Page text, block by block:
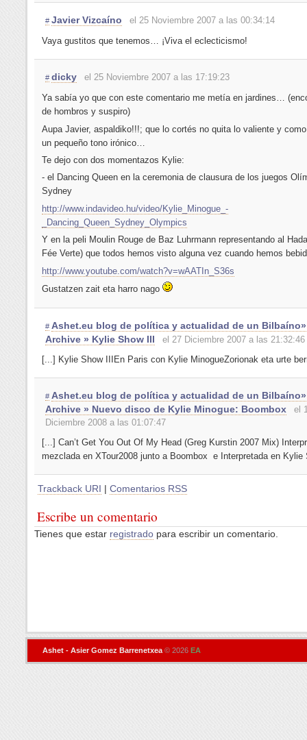
# Javier Vizcaíno
el 25 Noviembre 2007 a las 00:34:14
Vaya gustitos que tenemos… ¡Viva el eclecticismo!
# dicky
el 25 Noviembre 2007 a las 17:19:23
Ya sabía yo que con este comentario me metía en jardines…
de hombros y suspiro)
Aupa Javier, aspaldiko!!!; que lo cortés no quita lo valiente y
un pequeño tono irónico…
Te dejo con dos momentazos Kylie:
- el Dancing Queen en la ceremonia de clausura de los juegos
Sydney
http://www.indavideo.hu/video/Kylie_Minogue_-
_Dancing_Queen_Sydney_Olympics
Y en la peli Moulin Rouge de Baz Luhrmann representando al
Fée Verte) que todos hemos visto alguna vez cuando hemos
http://www.youtube.com/watch?v=wAATIn_S36s
Gustatzen zait eta harro nago
# Ashet.eu blog de política y actualidad de un
Archive » Kylie Show III
el 27 Diciembre 2007 a las 21:32:46
[...] Kylie Show IIIEn Paris con Kylie MinogueZorionak eta urte
# Ashet.eu blog de política y actualidad de un
Archive » Nuevo disco de Kylie Minogue: Boombox
el
Diciembre 2008 a las 01:07:47
[...] Can’t Get You Out Of My Head (Greg Kurstin 2007 Mix)
mezclada en XTour2008 junto a Boombox e Interpretada en Kylie
Trackback URI | Comentarios RSS
Escribe un comentario
Tienes que estar registrado para escribir un comentario.
Ashet - Asier Gomez Barrenetxea © 2026 EA